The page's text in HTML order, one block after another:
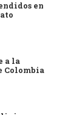
en
a la
Colombia